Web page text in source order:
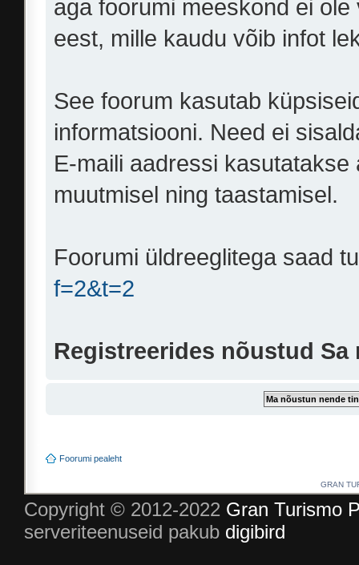
aga foorumi meeskond ei
eest, mille kaudu võib infot
See foorum kasutab
informatsiooni. Need ei
E-maili aadressi
muutmisel ning taastamisel.
Foorumi üldreeglitega saad
f=2&t=2
Registreerides nõustud
Foorumi pealeht
GRAN
Copyright © 2012-2022 Gran Turismo
serveriteenuseid pakub digibird